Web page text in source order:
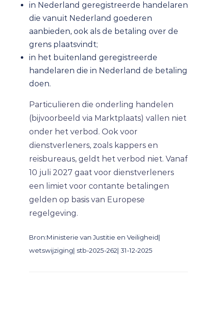
in Nederland geregistreerde handelaren
die vanuit Nederland goederen
aanbieden, ook als de betaling over de
grens plaatsvindt;
in het buitenland geregistreerde
handelaren die in Nederland de betaling
doen.
Particulieren die onderling handelen
(bijvoorbeeld via Marktplaats) vallen niet
onder het verbod. Ook voor
dienstverleners, zoals kappers en
reisbureaus, geldt het verbod niet. Vanaf
10 juli 2027 gaat voor dienstverleners
een limiet voor contante betalingen
gelden op basis van Europese
regelgeving.
Bron:Ministerie van Justitie en Veiligheid|
wetswijziging| stb-2025-262| 31-12-2025